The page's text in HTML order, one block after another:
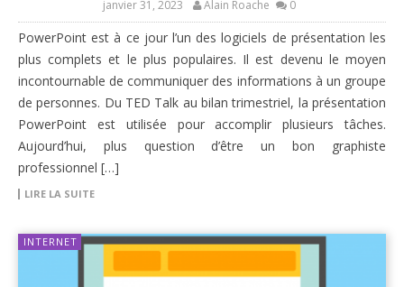
janvier 31, 2023 Alain Roache 0
PowerPoint est à ce jour l’un des logiciels de présentation les
plus complets et le plus populaires. Il est devenu le moyen
incontournable de communiquer des informations à un groupe
de personnes. Du TED Talk au bilan trimestriel, la présentation
PowerPoint est utilisée pour accomplir plusieurs tâches.
Aujourd’hui, plus question d’être un bon graphiste
professionnel […]
LIRE LA SUITE
INTERNET